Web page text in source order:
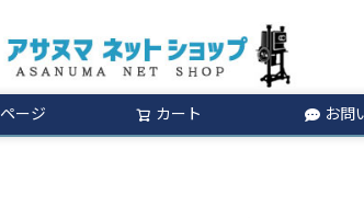
ージ カート お問
検